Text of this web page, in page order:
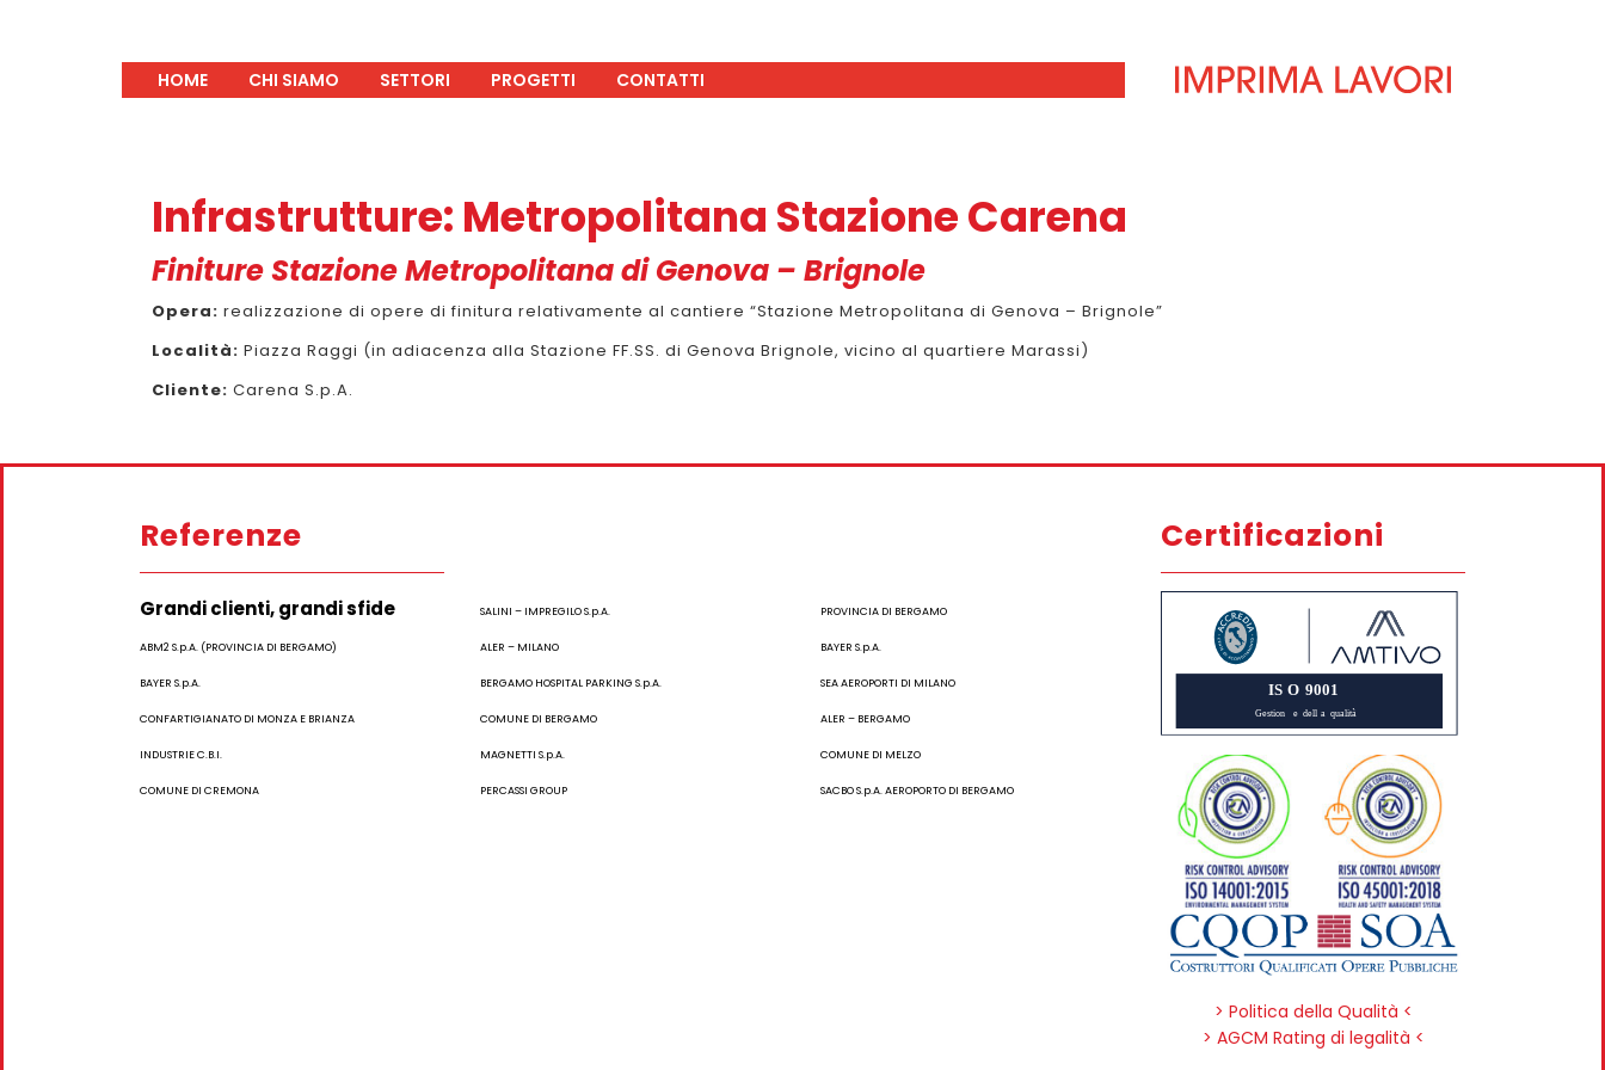
HOME CHI SIAMO SETTORI PROGETTI CONTATTI
Infrastrutture: Metropolitana Stazione Carena
Finiture Stazione Metropolitana di Genova – Brignole
Opera: realizzazione di opere di finitura relativamente al cantiere “Stazione Metropolitana di Genova – Brignole”
Località: Piazza Raggi (in adiacenza alla Stazione FF.SS. di Genova Brignole, vicino al quartiere Marassi)
Cliente: Carena S.p.A.
Referenze
Grandi clienti, grandi sfide
ABM2 S.p.A. (PROVINCIA DI BERGAMO)
BAYER S.p.A.
CONFARTIGIANATO DI MONZA E BRIANZA
INDUSTRIE C.B.I.
COMUNE DI CREMONA
SALINI – IMPREGILO S.p.A.
ALER – MILANO
BERGAMO HOSPITAL PARKING S.p.A.
COMUNE DI BERGAMO
MAGNETTI S.p.A.
PERCASSI GROUP
PROVINCIA DI BERGAMO
BAYER S.p.A.
SEA AEROPORTI DI MILANO
ALER – BERGAMO
COMUNE DI MELZO
SACBO S.p.A. AEROPORTO DI BERGAMO
Certificazioni
> Politica della Qualità <
> AGCM Rating di legalità <